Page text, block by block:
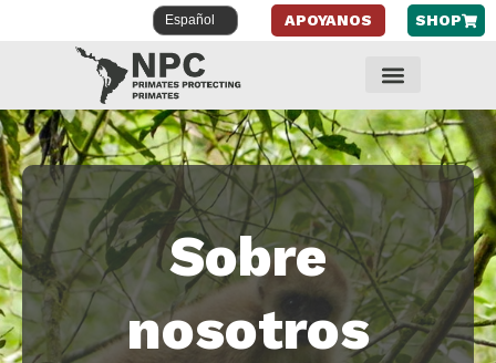
contenido
APOYANOS SHOP
Sobre
nosotros